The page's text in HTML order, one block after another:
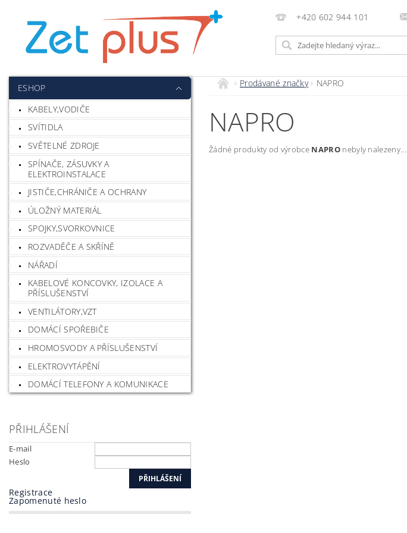
+420 602 944 101
ESHOP
KABELY,VODIČE
SVÍTIDLA
SVĚTELNÉ ZDROJE
SPÍNAČE, ZÁSUVKY A
ELEKTROINSTALACE
JISTIČE,CHRÁNIČE A OCHRANY
ÚLOŽNÝ MATERIÁL
SPOJKY,SVORKOVNICE
ROZVADĚČE A SKŘÍNĚ
NÁŘADÍ
KABELOVÉ KONCOVKY, IZOLACE A
PŘÍSLUŠENSTVÍ
VENTILÁTORY,VZT
DOMÁCÍ SPOŘEBIČE
HROMOSVODY A PŘÍSLUŠENSTVÍ
ELEKTROVYTÁPĚNÍ
DOMÁCÍ TELEFONY A KOMUNIKACE
PŘIHLÁŠENÍ
E-mail
Heslo
Registrace
Zapomenuté heslo
Prodávané značky NAPRO
NAPRO
Žádné produkty od výrobce NAPROnebyly nalezeny....